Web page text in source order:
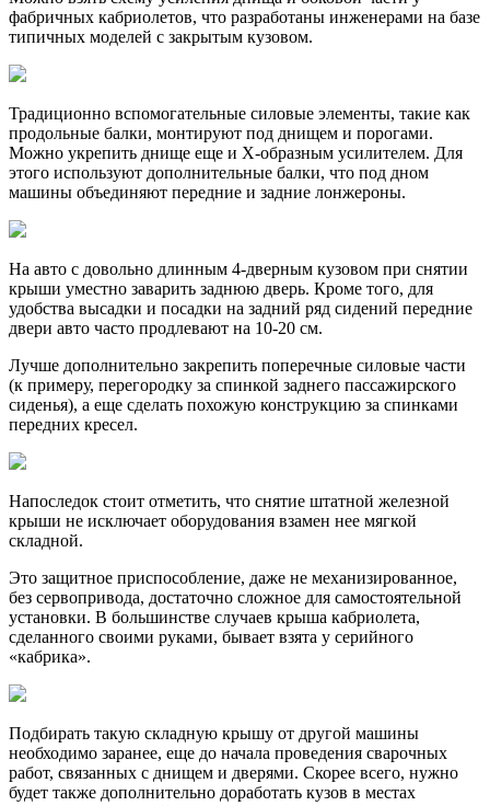
фабричных кабриолетов, что разработаны инженерами на базе
типичных моделей с закрытым кузовом.
Традиционно вспомогательные силовые элементы, такие как
продольные балки, монтируют под днищем и порогами.
Можно укрепить днище еще и Х-образным усилителем. Для
этого используют дополнительные балки, что под дном
машины объединяют передние и задние лонжероны.
На авто с довольно длинным 4-дверным кузовом при снятии
крыши уместно заварить заднюю дверь. Кроме того, для
удобства высадки и посадки на задний ряд сидений передние
двери авто часто продлевают на 10-20 см.
Лучше дополнительно закрепить поперечные силовые части
(к примеру, перегородку за спинкой заднего пассажирского
сиденья), а еще сделать похожую конструкцию за спинками
передних кресел.
Напоследок стоит отметить, что снятие штатной железной
крыши не исключает оборудования взамен нее мягкой
складной.
Это защитное приспособление, даже не механизированное,
без сервопривода, достаточно сложное для самостоятельной
установки. В большинстве случаев крыша кабриолета,
сделанного своими руками, бывает взята у серийного
«кабрика».
Подбирать такую складную крышу от другой машины
необходимо заранее, еще до начала проведения сварочных
работ, связанных с днищем и дверями. Скорее всего, нужно
будет также дополнительно доработать кузов в местах